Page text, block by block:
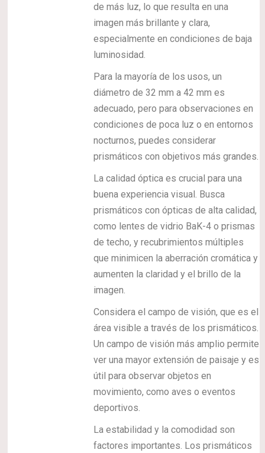
de más luz, lo que resulta en una
imagen más brillante y clara,
especialmente en condiciones de baja
luminosidad.
Para la mayoría de los usos, un
diámetro de 32 mm a 42 mm es
adecuado, pero para observaciones en
condiciones de poca luz o en entornos
nocturnos, puedes considerar
prismáticos con objetivos más grandes.
La calidad óptica es crucial para una
buena experiencia visual. Busca
prismáticos con ópticas de alta calidad,
como lentes de vidrio BaK-4 o prismas
de techo, y recubrimientos múltiples
que minimicen la aberración cromática y
aumenten la claridad y el brillo de la
imagen.
Considera el campo de visión, que es el
área visible a través de los prismáticos.
Un campo de visión más amplio permite
ver una mayor extensión de paisaje y es
útil para observar objetos en
movimiento, como aves o eventos
deportivos.
La estabilidad y la comodidad son
factores importantes. Los prismáticos